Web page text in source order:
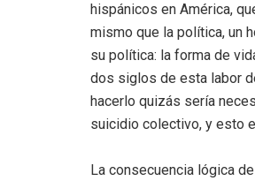
hispánicos en América,
mismo que la política, un
su política: la forma de
dos siglos de esta labor
hacerlo quizás sería
suicidio colectivo, y esto
La consecuencia lógica